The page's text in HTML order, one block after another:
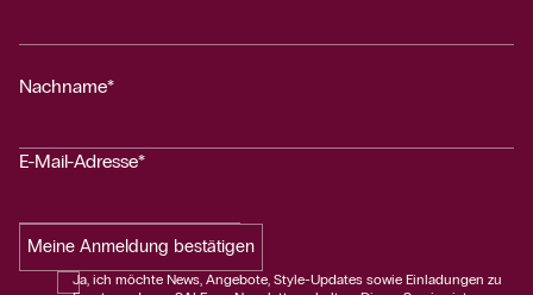
Nachname*
E-Mail-Adresse*
Meine Anmeldung bestätigen
Ja, ich möchte News, Angebote, Style-Updates sowie Einladungen zu